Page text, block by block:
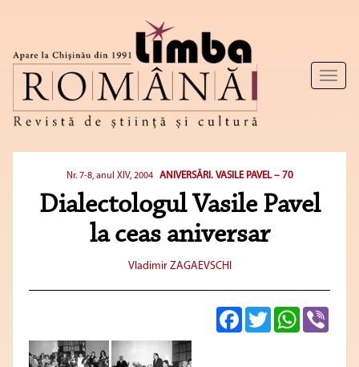
Toggle
Nr. 7-8, anul XIV, 2004 ANIVERSĂRI. VASILE PAVEL – 70
Dialectologul Vasile Pavel
la ceas aniversar
Vladimir ZAGAEVSCHI
FacebookTwitterWhatsApp